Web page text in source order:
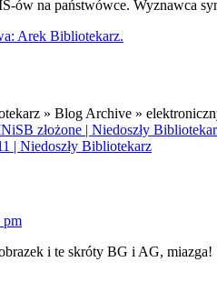
ów na państwówce. Wyznawca
Arek Bibliotekarz.
» Blog Archive »
złożone | Niedoszły
| Niedoszły Bibliotekarz
pm
i te skróty BG i AG, miazga!